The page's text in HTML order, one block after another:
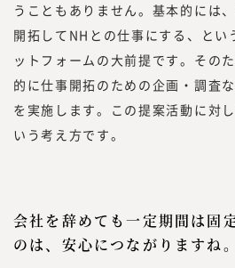
うこともありません。基本的には
開拓してNHとの仕事にする、とい
ットフォームの大前提です。その
的に仕事開拓のための企画・調査
を実施します。この提案活動に対
いう考え方です。
会社を辞めても一定期間は固
のは、安心につながりますね。